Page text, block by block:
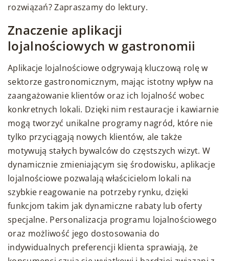
rozwiązań? Zapraszamy do lektury.
Znaczenie aplikacji
lojalnościowych w gastronomii
Aplikacje lojalnościowe odgrywają kluczową rolę w
sektorze gastronomicznym, mając istotny wpływ na
zaangażowanie klientów oraz ich lojalność wobec
konkretnych lokali. Dzięki nim restauracje i kawiarnie
mogą tworzyć unikalne programy nagród, które nie
tylko przyciągają nowych klientów, ale także
motywują stałych bywalców do częstszych wizyt. W
dynamicznie zmieniającym się środowisku, aplikacje
lojalnościowe pozwalają właścicielom lokali na
szybkie reagowanie na potrzeby rynku, dzięki
funkcjom takim jak dynamiczne rabaty lub oferty
specjalne. Personalizacja programu lojalnościowego
oraz możliwość jego dostosowania do
indywidualnych preferencji klienta sprawiają, że